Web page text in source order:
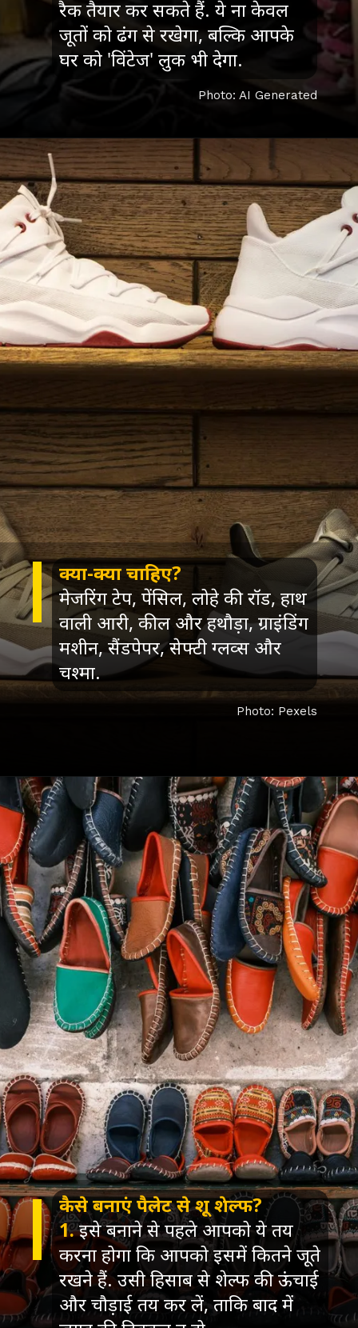
रैकतैयार कर सकते हैं. ये ना केवल
जूतों को ढंग से रखेगा, बल्कि आपके
घर को 'विंटेज' लुक भी देगा.
Photo: AI Generated
क्या-क्या चाहिए?
मेजरिंग टेप, पेंसिल, लोहे की रॉड, हाथ
वाली आरी, कील और हथौड़ा, ग्राइंडिंग
मशीन, सैंडपेपर, सेफ्टी ग्लव्स और
चश्मा.
Photo: Pexels
कैसे बनाएं पैलेट से शू शेल्फ?
1.इसे बनाने से पहले आपको ये तय
करना होगा कि आपको इसमें कितने जूते
रखने हैं. उसी हिसाब से शेल्फ की ऊंचाई
और चौड़ाई तय कर लें, ताकि बाद में